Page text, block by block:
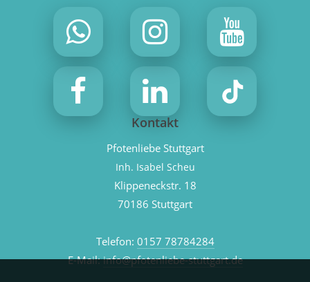
Kontakt
Pfotenliebe Stuttgart
Inh. Isabel Scheu
Klippeneckstr. 18
70186 Stuttgart
Telefon: 0157 78784284
E-Mail:info@pfotenliebe-stuttgart.de